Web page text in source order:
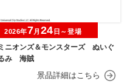
ミニオンズ＆モンスターズ ぬいぐ
み 海賊
2026年7月 24 日～登場